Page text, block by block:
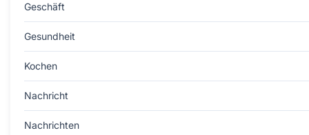
Geschäft
Gesundheit
Kochen
Nachricht
Nachrichten